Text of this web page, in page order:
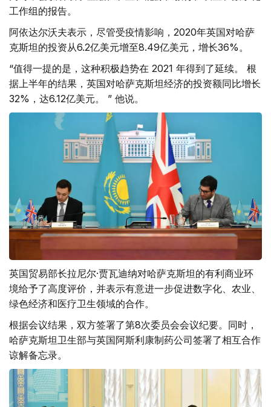
工作组的报告。
阿依达尔沃夫表示，尽管受疫情影响，2020年英国对哈萨
克斯坦的投资从6.2亿美元增至8.49亿美元，增长36%。
“值得一提的是，这种积极趋势在 2021 年得到了延续。 根
据上半年的结果，英国对哈萨克斯坦经济的投资额同比增长
32%，达6.12亿美元。 ” 他说。
英国贸易部长拉尼尔·贾瓦迪纳对哈萨克斯坦的有利商业环
境给予了高度评价，并表示有意进一步促进数字化、农业、
绿色经济和医疗卫生领域的合作。
根据会议结果，双方签署了第8次委员会会议纪要。同时，
哈萨克斯坦卫生部与英国阿斯利康制药公司签署了相互合作
谅解备忘录。